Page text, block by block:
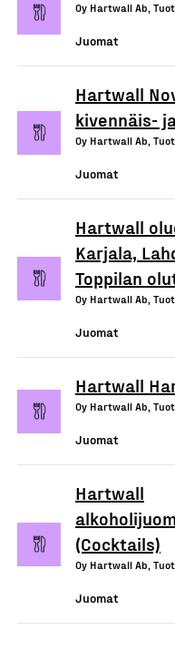
Oy Hartwall Ab,
Juomat
Hartwall
kivennäis-
Oy Hartwall Ab,
Juomat
Hartwall
Karjala,
Toppilan
Oy Hartwall Ab,
Juomat
Hartwall
Oy Hartwall Ab,
Juomat
Hartwall
(Cocktails)
Oy Hartwall Ab,
Juomat